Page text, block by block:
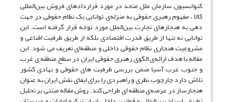
کنوانسیون سازمان ملل متحد در مورد قراردادهای فروش بین‌المللی
کالا ، مفهوم رهبری حقوقی به منزله‌ی توانایی یک نظام حقوقی در جهت
دهی به هنجارهای تجارت بین‌الملل مورد توجه قرار گرفته است. این
توانایی نه تنها از طریق قدرت اقتصادی بلکه از طریق ظرفیت اقناعی و
مشروعیت هنجاری نظام حقوقی داخلی و منطقه‌ای تعریف می شود. این
مقاله با هدف ارائه‌ی الگوی رهبری حقوقی ایران در سطح منطقه ی غرب
و جنوب غرب آسیا ضمن بررسی ظرفیت های حقوقی و نهادی کشور
تلاش دارد چارچوب نظری و راهبردی را برای ایفای نقش ایران به عنوان
هنجارساز در عرصه‌ی منطقه ای طراحی کند. روش مقاله مبتنی بر تحلیل